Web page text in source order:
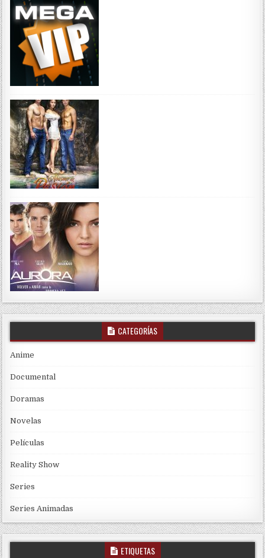
CATEGORÍAS
Anime
Documental
Doramas
Novelas
Películas
Reality Show
Series
Series Animadas
ETIQUETAS